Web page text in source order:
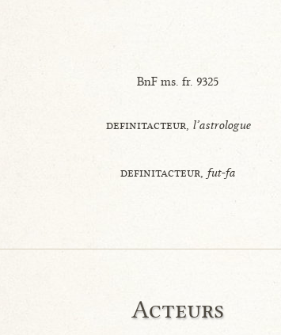
BnF ms. fr. 9325
definitacteur, l’astrologue
definitacteur, fut-fa
Acteurs